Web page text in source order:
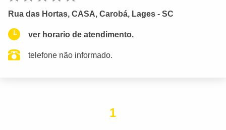
Rua das Hortas, CASA, Carobá, Lages - SC
ver horario de atendimento.
telefone não informado.
1